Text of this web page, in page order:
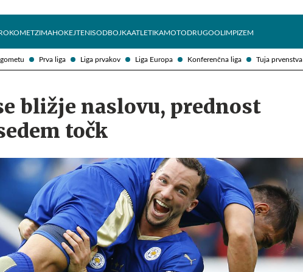
Prva liga Liga prvakov Liga Europa Konferenčna liga Tuja prvenstva
ZIMAHOKEJTENISODBOJKAATLETIKAMOTODRUGOOLIMPIZEM
bližje naslovu, prednost
točk